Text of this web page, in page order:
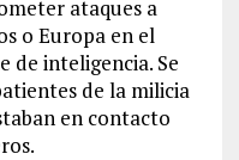
ataques a
o Europa en el
de inteligencia. Se
de la milicia
en contacto